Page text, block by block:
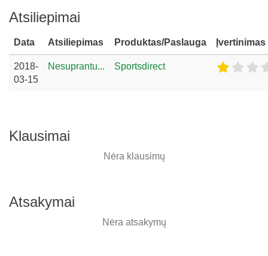
Atsiliepimai
Data Atsiliepimas Produktas/Paslauga Įvertinimas
2018-
03-15
Nesuprantu... Sportsdirect
Klausimai
Nėra klausimų
Atsakymai
Nėra atsakymų